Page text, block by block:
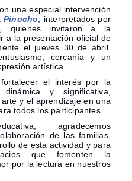
una especial intervención
Pinocho, interpretados por
quienes invitaron a la
a la presentación oficial de
el jueves 30 de abril.
cercanía y un
artística.
el interés por la
y significativa,
y el aprendizaje en una
todos los participantes.
agradecemos
de las familias,
de esta actividad y para
que fomenten la
por la lectura en nuestros